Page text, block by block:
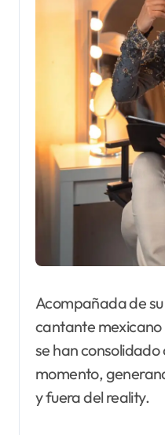
Acompañada de
cantante mexicano
se han
momento,
y fuera del reality.